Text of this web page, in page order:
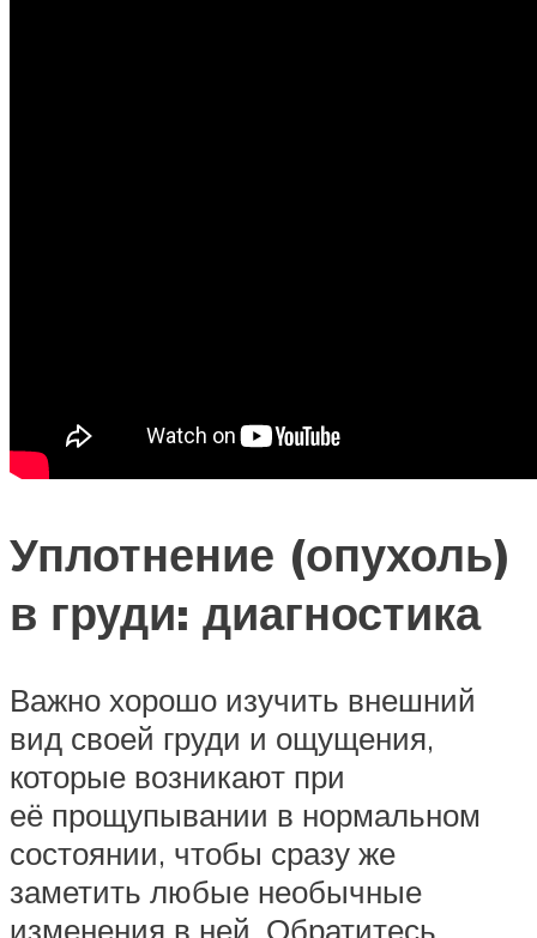
Уплотнение (опухоль)
в груди: диагностика
Важно хорошо изучить внешний
вид своей груди и ощущения,
которые возникают при
её прощупывании в нормальном
состоянии, чтобы сразу же
заметить любые необычные
изменения в ней. Обратитесь